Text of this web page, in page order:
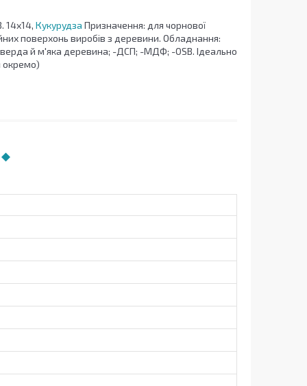
Кукурудза Призначення: для чорнової
поверхонь виробів з деревини. Обладнання:
й м'яка деревина; -ДСП; -МДФ; -OSB. Ідеально
окремо)